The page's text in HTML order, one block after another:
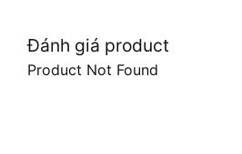
Đánh giá product
Product Not Found